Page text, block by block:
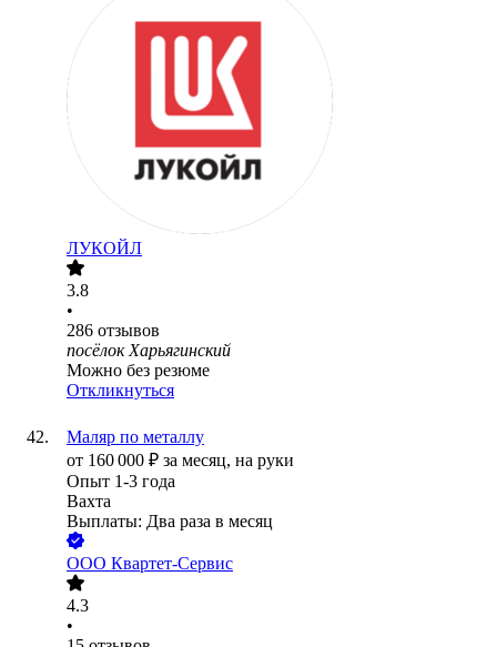
ЛУКОЙЛ
3.8
•
286 отзывов
посёлок Харьягинский
Можно без резюме
Откликнуться
Маляр по металлу
от 160 000 ₽ за месяц, на руки
Опыт 1-3 года
Вахта
Выплаты: Два раза в месяц
ООО Квартет-Сервис
4.3
•